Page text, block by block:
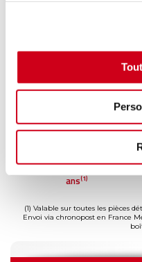
ans(1)
(1) Valable sur toutes les pièces
Envoi via chronopost en France